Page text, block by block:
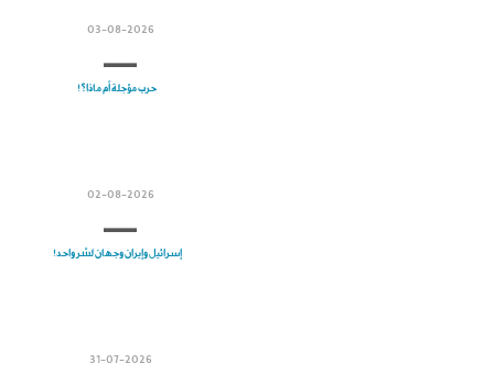
03-08-2026
حرب مؤجلة أم ماذا؟!
02-08-2026
إسرائيل وإيران وجهان لشر واحد!
31-07-2026